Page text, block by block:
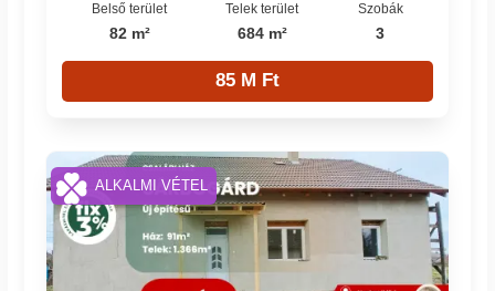
Belső terület
82 m²
Telek terület
684 m²
Szobák
3
85 M Ft
ALKALMI VÉTEL